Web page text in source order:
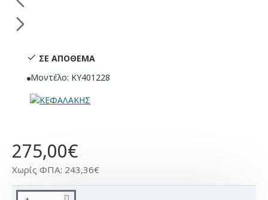
ΣΕ ΑΠΌΘΕΜΑ
Μοντέλο: KY401228
275,00€
Χωρίς ΦΠΑ: 243,36€